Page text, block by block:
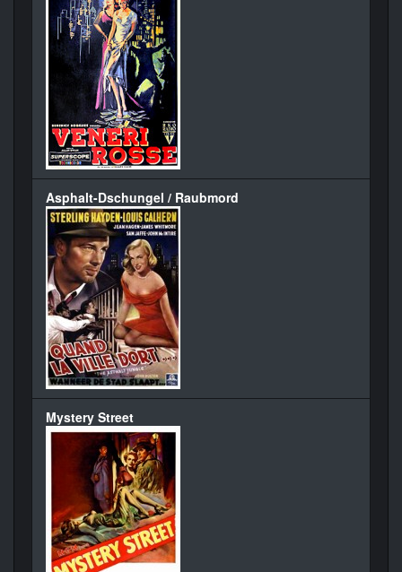
Asphalt-Dschungel / Raubmord
Mystery Street